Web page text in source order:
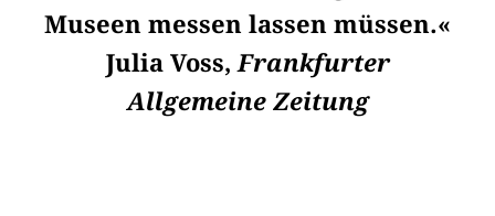
Museen messen lassen müssen.«
Julia Voss,Frankfurter
Allgemeine Zeitung